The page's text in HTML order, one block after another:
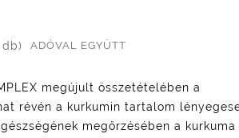
ADÓVAL EGYÜTT
megújult összetételében a
révén a kurkumin tartalom
megőrzésében a